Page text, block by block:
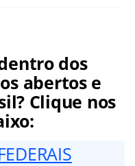
dos
abertos e
Clique nos